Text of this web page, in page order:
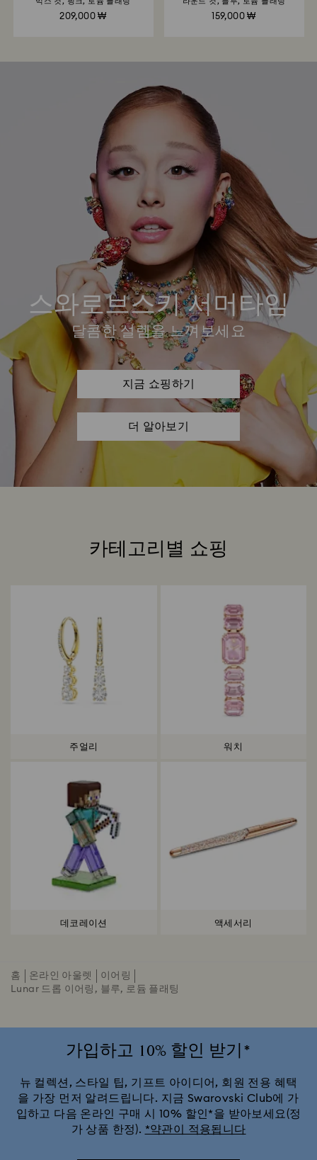
209,000 ₩ 159,000 ₩
스와로브스키 서머타임
달콤한 설렘을 느껴보세요
지금 쇼핑하기
더 알아보기
카테고리별 쇼핑
주얼리 워치
데코레이션 액세서리
홈 온라인 아울렛
이어링
Lunar 드롭 이어링, 블루, 로듐 플래팅
가입하고 10% 할인 받기*
뉴 컬렉션, 스타일 팁, 기프트 아이디어, 회원 전용 혜택
을 가장 먼저 알려드립니다. 지금 Swarovski Club에 가
입하고 다음 온라인 구매 시 10% 할인*을 받아보세요(정
가 상품 한정). *약관이 적용됩니다